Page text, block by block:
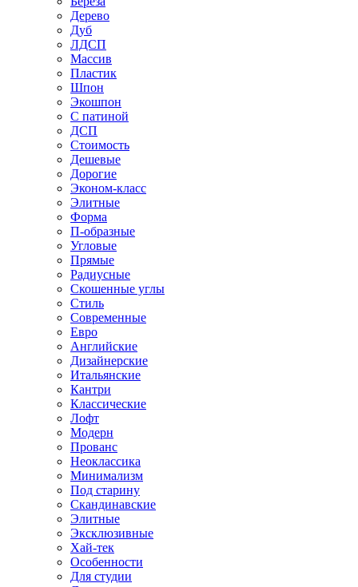
Дерево
Дуб
ЛДСП
Массив
Пластик
Шпон
Экошпон
С патиной
ДСП
Стоимость
Дешевые
Дорогие
Эконом-класс
Элитные
Форма
П-образные
Угловые
Прямые
Радиусные
Скошенные углы
Стиль
Современные
Евро
Английские
Дизайнерские
Итальянские
Кантри
Классические
Лофт
Модерн
Прованс
Неоклассика
Минимализм
Под старину
Скандинавские
Элитные
Эксклюзивные
Хай-тек
Особенности
Для студии